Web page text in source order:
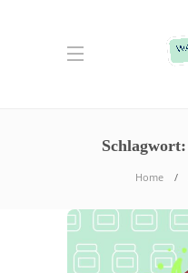
Schlagwort:
Home